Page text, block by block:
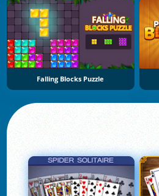
Falling Blocks Puzzle